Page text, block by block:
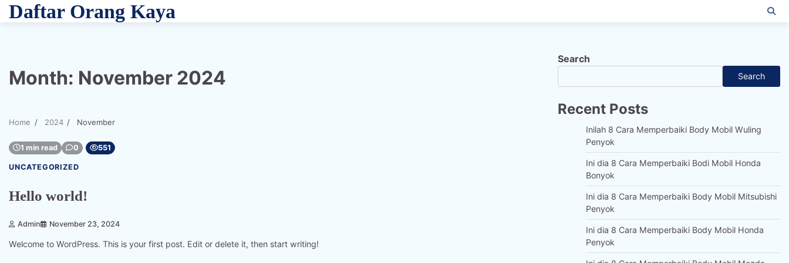
Skip
toDaftar Orang Kaya
Month: November 2024
Home 2024 November
1 min read 0 551
UNCATEGORIZED
Hello world!
Admin November 23, 2024
Welcome to WordPress. This is your first post. Edit or delete it, then start writing!
Search
Search
Recent Posts
Inilah 8 Cara Memperbaiki Body Mobil Wuling
Penyok
Ini dia 8 Cara Memperbaiki Bodi Mobil Honda
Bonyok
Ini dia 8 Cara Memperbaiki Body Mobil Mitsubishi
Penyok
Ini dia 8 Cara Memperbaiki Body Mobil Honda
Penyok